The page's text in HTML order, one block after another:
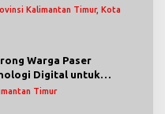
Kalimantan Timur, Kota
Warga Paser
Digital untuk
Pemerintahan
Timur